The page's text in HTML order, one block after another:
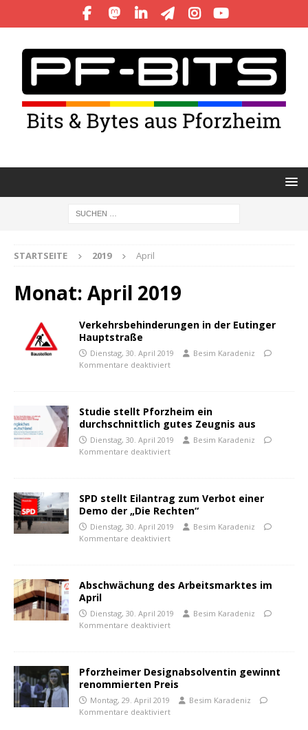
STARTSEITE 2019 April
Monat: April 2019
Verkehrsbehinderungen in der Eutinger
Hauptstraße
Dienstag, 30. April 2019
Besim Karadeniz
Kommentare deaktiviert
Studie stellt Pforzheim ein
durchschnittlich gutes Zeugnis aus
Dienstag, 30. April 2019
Besim Karadeniz
Kommentare deaktiviert
SPD stellt Eilantrag zum Verbot einer
Demo der „Die Rechten“
Dienstag, 30. April 2019
Besim Karadeniz
Kommentare deaktiviert
Abschwächung des Arbeitsmarktes im
April
Dienstag, 30. April 2019
Besim Karadeniz
Kommentare deaktiviert
Pforzheimer Designabsolventin gewinnt
renommierten Preis
Montag, 29. April 2019
Besim Karadeniz
Kommentare deaktiviert